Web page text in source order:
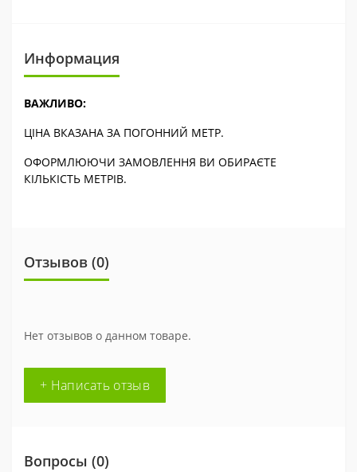
Информация
ВАЖЛИВО:
ЦІНА ВКАЗАНА ЗА ПОГОННИЙ МЕТР.
ОФОРМЛЮЮЧИ ЗАМОВЛЕННЯ ВИ ОБИРАЄТЕ
КІЛЬКІСТЬ МЕТРІВ.
Отзывов (0)
Нет отзывов о данном товаре.
+ Написать отзыв
Вопросы (0)